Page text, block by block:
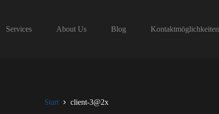
Services About Us Blog Kontaktmöglichkeiten
Start client-3@2x